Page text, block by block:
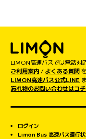
LIMON高速バスでは電話対
ご利用案内 /よくある質問
LIMON高速バス公式LINE
忘れ物のお問い合わせはコ
ログイン
Limon Bus 高速バス運行